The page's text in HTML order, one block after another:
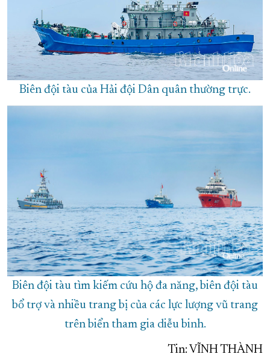
Biên đội tàu của Hải đội Dân quân thường trực.
Biên đội tàu tìm kiếm cứu hộ đa năng, biên đội tàu
bổ trợ và nhiều trang bị của các lực lượng vũ trang
trên biển tham gia diễu binh.
Tin: VĨNH THÀNH